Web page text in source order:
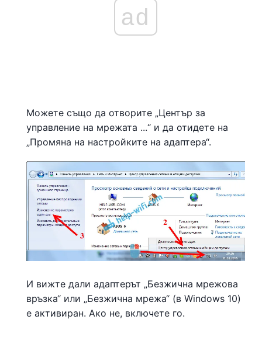
ad
Можете също да отворите „Център за
управление на мрежата ...“ и да отидете на
„Промяна на настройките на адаптера“.
И вижте дали адаптерът „Безжична мрежова
връзка“ или „Безжична мрежа“ (в Windows 10)
е активиран. Ако не, включете го.